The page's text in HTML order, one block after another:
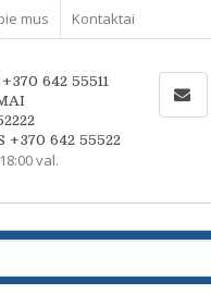
mus Kontaktai
642 55511
+370 642 55522
val.